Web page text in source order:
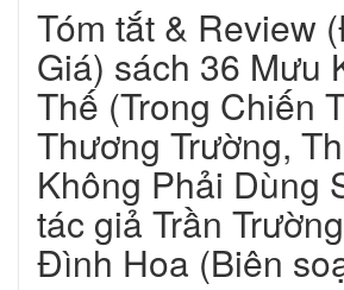
Tóm tắt & Review
Giá) sách 36 Mưu
Thế (Trong Chiến
Thương Trường,
Không Phải Dùng
tác giả Trần
Đình Hoa (Biên